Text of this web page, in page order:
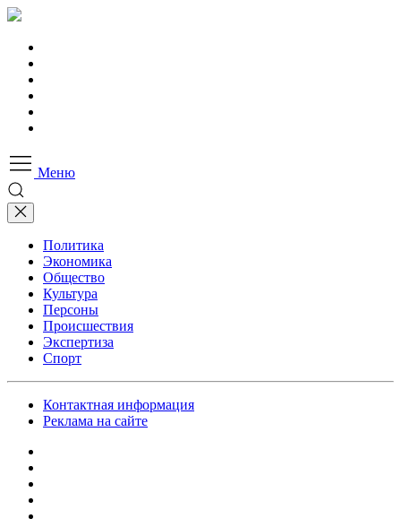
Меню
Политика
Экономика
Общество
Культура
Персоны
Происшествия
Экспертиза
Спорт
Контактная информация
Реклама на сайте